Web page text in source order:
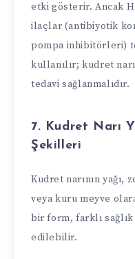
etki gösterir. Ancak
ilaçlar (antibiyotik
pompa inhibitörleri)
kullanılır; kudret
tedavi sağlanmalıdır.
7. Kudret Narı
Şekilleri
Kudret narının yağı,
veya kuru meyve
bir form, farklı
edilebilir.